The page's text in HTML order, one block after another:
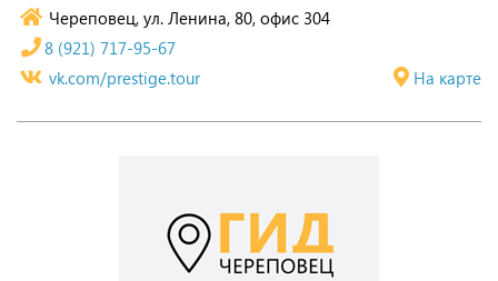
Череповец, ул. Ленина, 80, офис 304
На карте
8 (921) 717-95-67
vk.com/prestige.tour